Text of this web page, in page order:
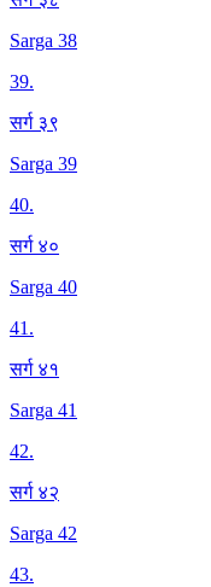
Sarga 38
39.
सर्ग ३९
Sarga 39
40.
सर्ग ४०
Sarga 40
41.
सर्ग ४१
Sarga 41
42.
सर्ग ४२
Sarga 42
43.